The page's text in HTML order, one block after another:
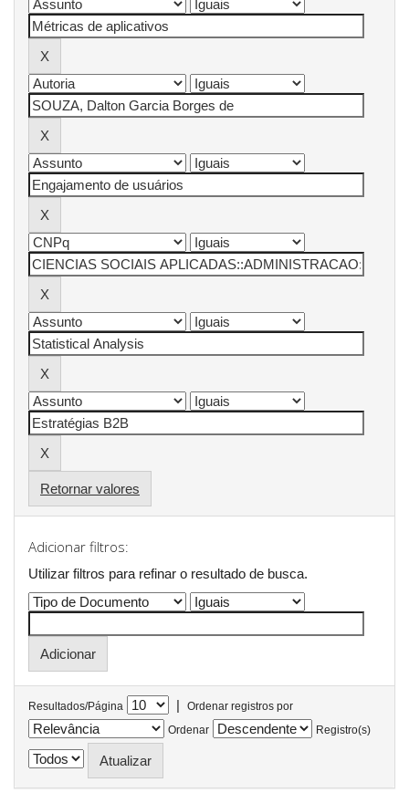
Retornar valores
Adicionar filtros:
Utilizar filtros para refinar o resultado de busca.
Resultados/Página |
Ordenar registros por
Ordenar
Registro(s)